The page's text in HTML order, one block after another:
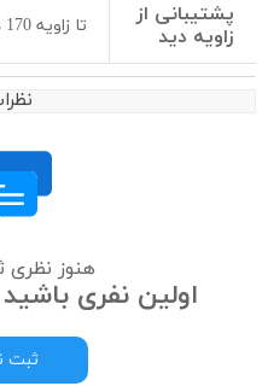
پشتیبانی از
زاویه دید
تا زاویه 170 دید افقی
هنوز نظری
اولین نفری
ثبت